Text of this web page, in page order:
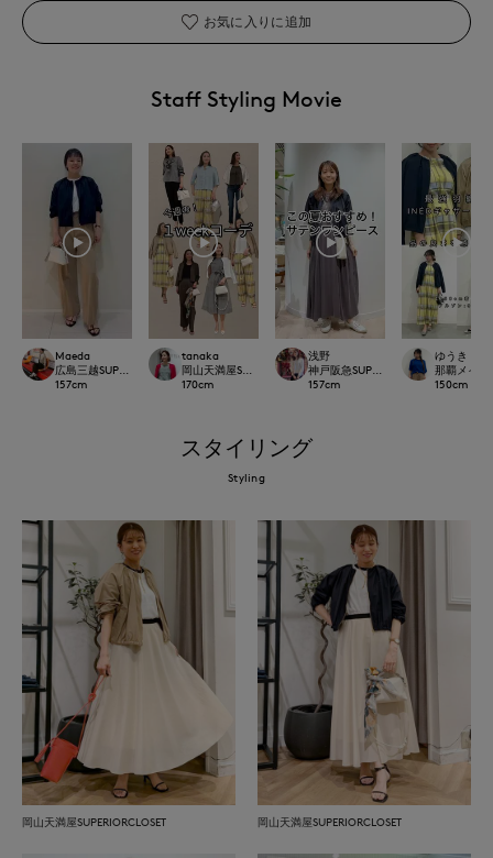
お気に入りに追加
Staff Styling Movie
Maeda
広島三越SUPERIORCLOSET
157cm
tanaka
岡山天満屋SUPERIORCLOSET
170cm
浅野
神戸阪急SUPERIORCLOSET
157cm
ゆうき
那覇メイ
150cm
スタイリング
Styling
岡山天満屋SUPERIORCLOSET 岡山天満屋SUPERIORCLOSET